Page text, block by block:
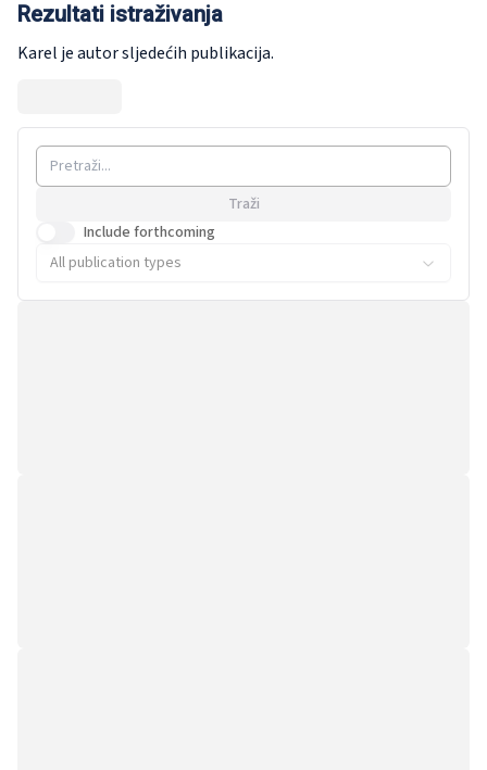
Rezultati istraživanja
Karel je autor sljedećih publikacija.
Traži
Include forthcoming
All publication types